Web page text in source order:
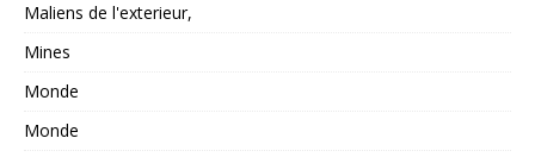
Maliens de l'exterieur,
Mines
Monde
Monde